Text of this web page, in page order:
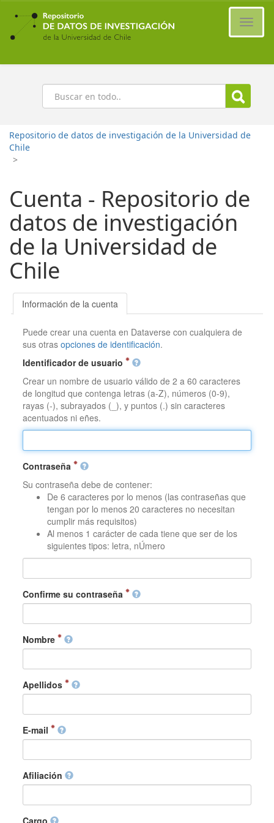
Ir
contenido
principal
Buscar
Repositorio de datos de investigación de la Universidad de
Chile
>
Cuenta - Repositorio de
datos de investigación
de la Universidad de
Chile
Información de la cuenta
Puede crear una cuenta en Dataverse con cualquiera de
sus otrasopciones de identificación.
Identificador de usuario
Crear un nombre de usuario válido de 2 a 60 caracteres
de longitud que contenga letras (a-Z), números (0-9),
rayas (-), subrayados (_), y puntos (.) sin caracteres
acentuados ni eñes.
Contraseña
Su contraseña debe de contener:
De 6 caracteres por lo menos (las contraseñas que
tengan por lo menos 20 caracteres no necesitan
cumplir más requisitos)
Al menos 1 carácter de cada tiene que ser de los
siguientes tipos: letra, nÚmero
Confirme su contraseña
Nombre
Apellidos
E-mail
Afiliación
Cargo